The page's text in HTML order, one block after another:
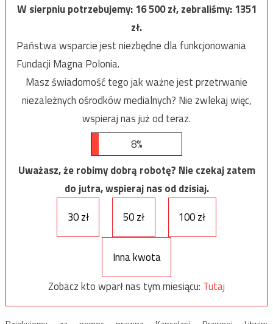
W sierpniu potrzebujemy:16 500zł, zebraliśmy:1351
zł.
Państwa wsparcie jest niezbędne dla funkcjonowania
Fundacji Magna Polonia.
Masz świadomość tego jak ważne jest przetrwanie
niezależnych ośrodków medialnych? Nie zwlekaj więc,
wspieraj nas już od teraz.
8%
Uważasz, że robimy dobrą robotę? Nie czekaj zatem
do jutra, wspieraj nas od dzisiaj.
30 zł
50 zł 100 zł
Inna kwota
Zobacz kto wparł nas tym miesiącu: Tutaj